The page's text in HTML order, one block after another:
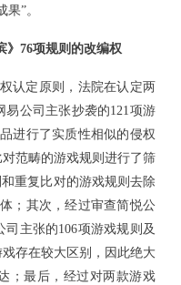
”。
》76项规则的改编权
认定原则，法院在认定两
公司主张抄袭的121项游
进行了实质性相似的侵权
范畴的游戏规则进行了筛
重复比对的游戏规则去除
；其次，经过审查简悦公
主张的106项游戏规则及
存在较大区别，因此绝大
；最后，经过对两款游戏